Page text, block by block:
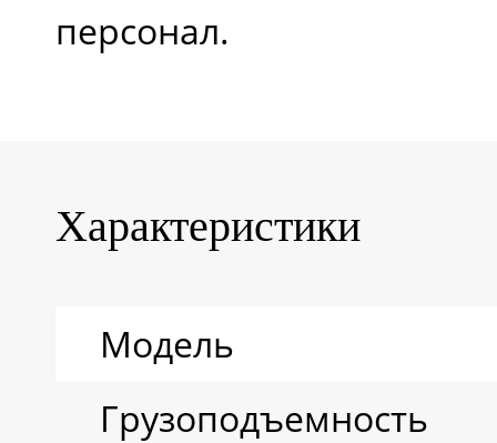
персонал.
Характеристики
Модель
Грузоподъемность